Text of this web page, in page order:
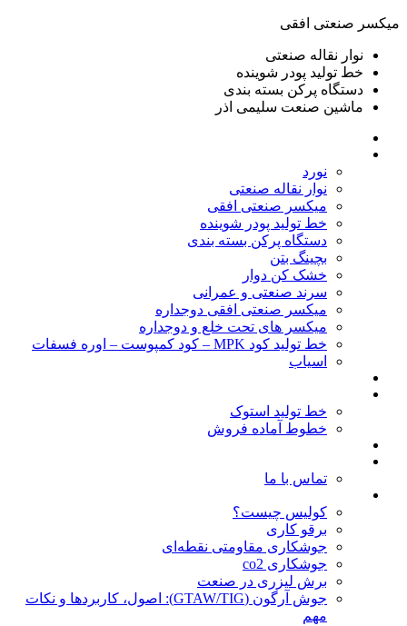
ميكسر صنعتی افقی
نوار نقاله صنعتی
خط تولید پودر شوينده
دستگاه پرکن بسته بندی
ماشين صنعت سليمی اذر
نورد
نوار نقاله صنعتی
ميكسر صنعتی افقی
خط تولید پودر شوينده
دستگاه پرکن بسته بندی
بچينگ بتن
خشک کن دوار
سرند صنعتی و عمرانی
میکسر صنعتی افقی دوجداره
میکسر های تحت خلع و دوجداره
خط تولید کود MPK – کود کمپوست – اوره فسفات
اسیاب
خط تولید استوک
خطوط آماده فروش
تماس با ما
کولیس چیست؟
برقو کاری
جوشکاری مقاومتی نقطه‌ای
جوشکاری co2
برش لیزری در صنعت
جوش آرگون (GTAW/TIG): اصول، کاربردها و نکات
مهم